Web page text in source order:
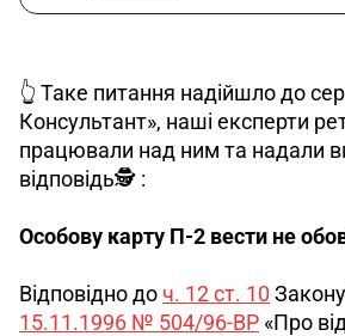
👆 Таке питання надійшло до
Консультант», наші експерти
працювали над ним та надали
відповідь🕵️ :
Особову карту П-2 вести не
Відповідно до ч. 12 ст. 10
15.11.1996 № 504/96-ВР «Про